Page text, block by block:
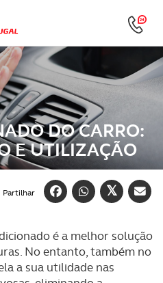
DO CARRO:
E UTILIZAÇÃO
Partilhar
é a melhor solução
No entanto, também no
a sua utilidade nas